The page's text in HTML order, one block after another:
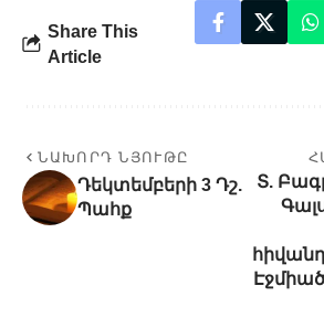
Share This
Article
ՆԱԽՈՐԴ ՆՅՈՒԹԸ
Դեկտեմբերի 3 Դշ.
Պահք
Տ.